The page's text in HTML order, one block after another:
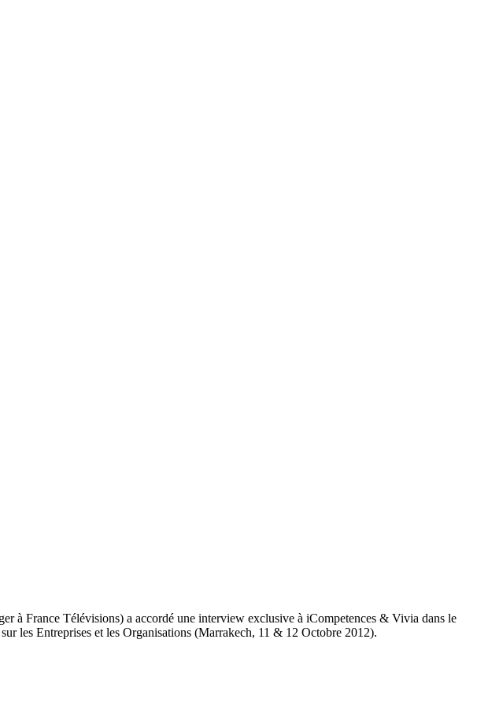
à France Télévisions) a accordé une interview exclusive à iCompetences & Vivia dans le
les Entreprises et les Organisations (Marrakech, 11 & 12 Octobre 2012).